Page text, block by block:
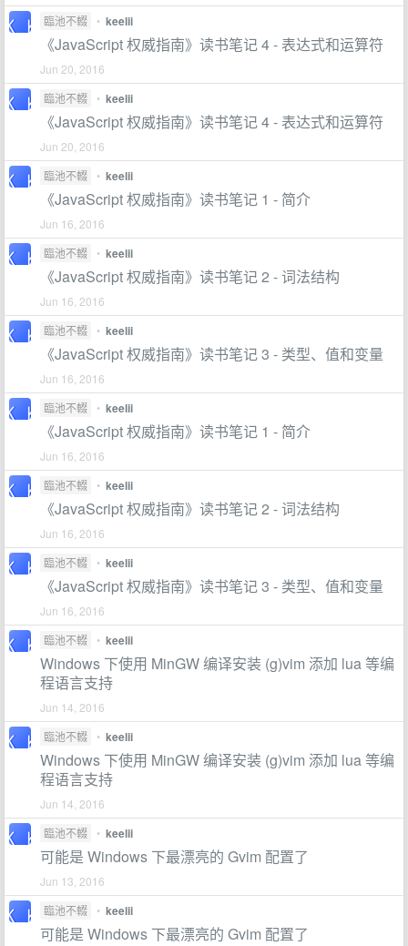
臨池不輟
• keelii
《JavaScript 权威指南》读书笔记 4 - 表达式和运算符
Jun 20, 2016
臨池不輟
• keelii
《JavaScript 权威指南》读书笔记 4 - 表达式和运算符
Jun 20, 2016
臨池不輟
• keelii
《JavaScript 权威指南》读书笔记 1 - 简介
Jun 16, 2016
臨池不輟
• keelii
《JavaScript 权威指南》读书笔记 2 - 词法结构
Jun 16, 2016
臨池不輟
• keelii
《JavaScript 权威指南》读书笔记 3 - 类型、值和变量
Jun 16, 2016
臨池不輟
• keelii
《JavaScript 权威指南》读书笔记 1 - 简介
Jun 16, 2016
臨池不輟
• keelii
《JavaScript 权威指南》读书笔记 2 - 词法结构
Jun 16, 2016
臨池不輟
• keelii
《JavaScript 权威指南》读书笔记 3 - 类型、值和变量
Jun 16, 2016
臨池不輟
• keelii
Windows 下使用 MinGW 编译安装 (g)vim 添加 lua 等编
程语言支持
Jun 14, 2016
臨池不輟
• keelii
Windows 下使用 MinGW 编译安装 (g)vim 添加 lua 等编
程语言支持
Jun 14, 2016
臨池不輟
• keelii
可能是 Windows 下最漂亮的 Gvim 配置了
Jun 13, 2016
臨池不輟
• keelii
可能是 Windows 下最漂亮的 Gvim 配置了